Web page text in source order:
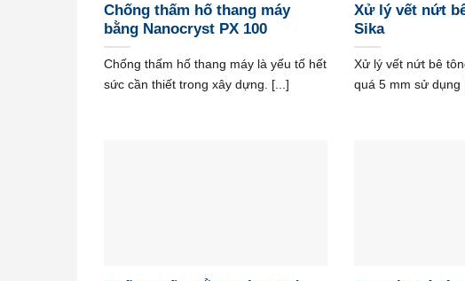
Chống thấm hố thang máy
bằng Nanocryst PX 100
Chống thấm hố thang máy là yếu tố hết
sức cần thiết trong xây dựng. [...]
Xử lý vết nứt
Sika
Xử lý vết nứt bê
quá 5 mm sử dụng